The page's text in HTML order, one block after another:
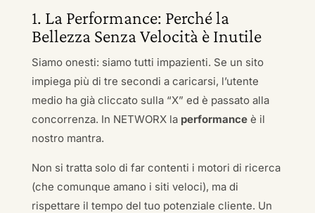
1. La Performance: Perché la
Bellezza Senza Velocità è Inutile
Siamo onesti: siamo tutti impazienti. Se un sito
impiega più di tre secondi a caricarsi, l’utente
medio ha già cliccato sulla “X” ed è passato alla
concorrenza. In NETWORX la performanceè il
nostro mantra.
Non si tratta solo di far contenti i motori di ricerca
(che comunque amano i siti veloci), ma di
rispettare il tempo del tuo potenziale cliente. Un